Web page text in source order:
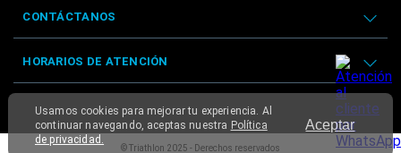
Aceptar
Usamos cookies para mejorar tu experiencia. Al
continuar navegando, aceptas nuestra Política
de privacidad.
CONTÁCTANOS
HORARIOS DE ATENCIÓN
© Triathlon 2025 - Derechos reservados